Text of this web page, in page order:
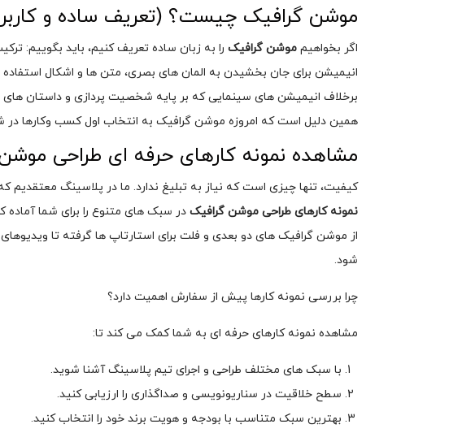
موشن گرافیک چیست؟ (تعریف ساده و
اگر بخواهیم موشن گرافیک را به زبان ساده تعریف کنیم، باید بگوییم:
انیمیشن برای جان بخشیدن به المان های بصری، متن ها و اشکال
برخلاف انیمیشن های سینمایی که بر پایه شخصیت پردازی و داستان های
همین دلیل است که امروزه موشن گرافیک به انتخاب اول کسب وکارها در شبکه های
مشاهده نمونه کارهای حرفه ای طراحی
کیفیت، تنها چیزی است که نیاز به تبلیغ ندارد. ما در پلاسینگ
نمونه کارهای طراحی موشن گرافیک در سبک های متنوع را برای شما آماده
از موشن گرافیک های دو بعدی و فلت برای استارتاپ ها گرفته تا
شود.
چرا بررسی نمونه کارها پیش از سفارش اهمیت دارد؟
مشاهده نمونه کارهای حرفه ای به شما کمک می کند تا:
با سبک های مختلف طراحی و اجرای تیم پلاسینگ آشنا شوید.
سطح خلاقیت در سناریونویسی و صداگذاری را ارزیابی کنید.
بهترین سبک متناسب با بودجه و هویت برند خود را انتخاب کنید.